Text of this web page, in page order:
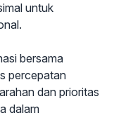
untuk
bersama
percepatan
dan prioritas
dalam